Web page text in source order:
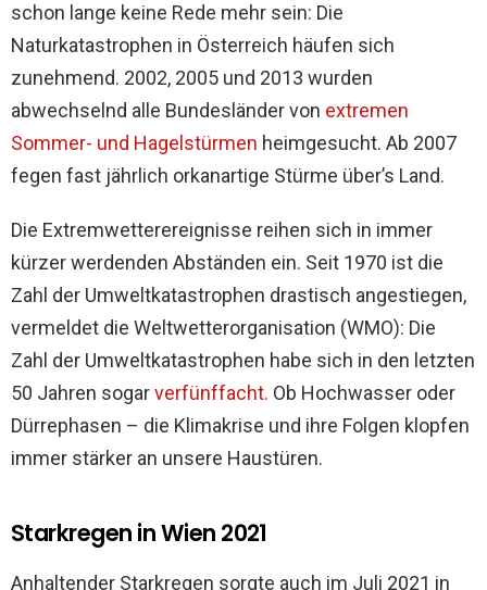
schon lange keine Rede mehr sein: Die
Naturkatastrophen in Österreich häufen sich
zunehmend. 2002, 2005 und 2013 wurden
abwechselnd alle Bundesländer von extremen
Sommer- und Hagelstürmen heimgesucht. Ab 2007
fegen fast jährlich orkanartige Stürme über’s Land.
Die Extremwetterereignisse reihen sich in immer
kürzer werdenden Abständen ein. Seit 1970 ist die
Zahl der Umweltkatastrophen drastisch angestiegen,
vermeldet die Weltwetterorganisation (WMO): Die
Zahl der Umweltkatastrophen habe sich in den letzten
50 Jahren sogarverfünffacht. Ob Hochwasser oder
Dürrephasen – die Klimakrise und ihre Folgen klopfen
immer stärker an unsere Haustüren.
Starkregen in Wien 2021
Anhaltender Starkregen sorgte auch im Juli 2021 in